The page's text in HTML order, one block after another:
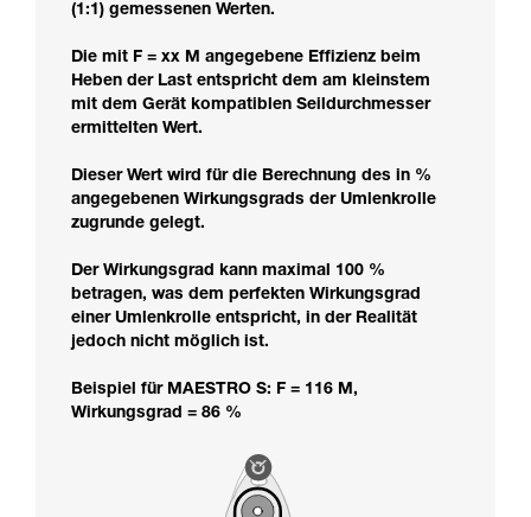
(1:1) gemessenen Werten.
Die mit F = xx M angegebene Effizienz beim
Heben der Last entspricht dem am kleinstem
mit dem Gerät kompatiblen Seildurchmesser
ermittelten Wert.
Dieser Wert wird für die Berechnung des in %
angegebenen Wirkungsgrads der Umlenkrolle
zugrunde gelegt.
Der Wirkungsgrad kann maximal 100 %
betragen, was dem perfekten Wirkungsgrad
einer Umlenkrolle entspricht, in der Realität
jedoch nicht möglich ist.
Beispiel für MAESTRO S: F = 116 M,
Wirkungsgrad = 86 %